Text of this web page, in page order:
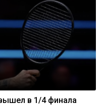
в 1/4 финала